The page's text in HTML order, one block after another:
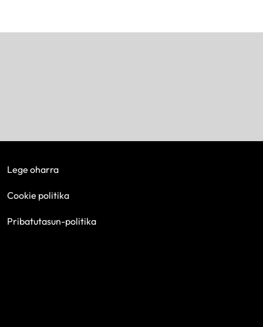
Lege oharra
Cookie politika
Pribatutasun-politika